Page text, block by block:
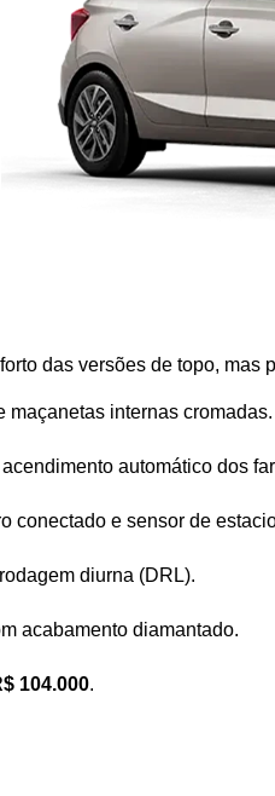
das versões de topo,
maçanetas internas cromadas.
automático dos
conectado e sensor de
diurna (DRL).
acabamento diamantado.
104.000.